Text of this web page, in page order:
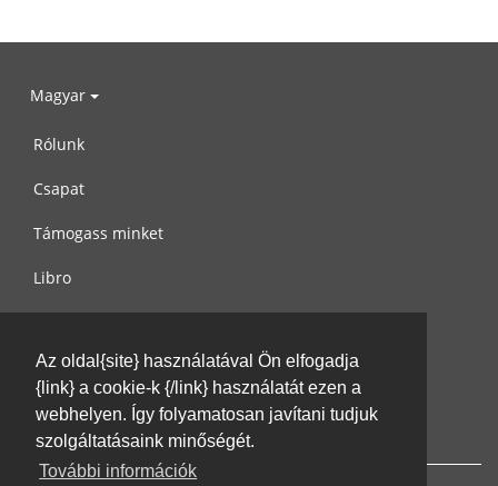
Az oldal{site} használatával Ön elfogadja
{link} a cookie-k {/link} használatát ezen a
webhelyen. Így folyamatosan javítani tudjuk
szolgáltatásaink minőségét.
További információk
Magyar
Rólunk
Csapat
Támogass minket
Libro
Használati feltételek
Írj nekünk